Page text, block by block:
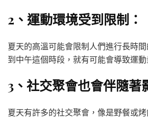
2、運動環境受到限制：
夏天的高溫可能會限制人們進行長時
到中午這個時段，就有可能會導致運
3、社交聚會也會伴隨著
夏天有許多的社交聚會，像是野餐或